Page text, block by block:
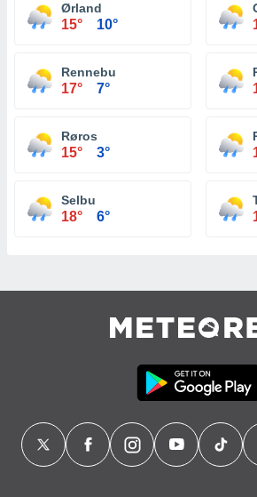
Ørland
15° 10°
Rennebu
17° 7°
Røros
15° 3°
Selbu
18° 6°